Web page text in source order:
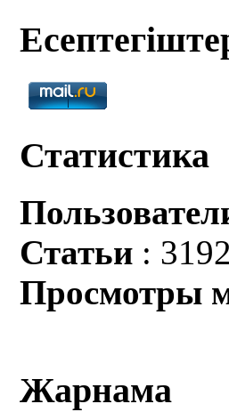
Статистика
Статьи : 3192
Просмотры
Жарнама